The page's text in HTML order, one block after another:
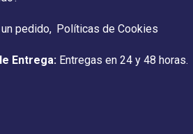
pedido Políticas de Cookies
Entrega: Entregas en 24 y 48 horas.